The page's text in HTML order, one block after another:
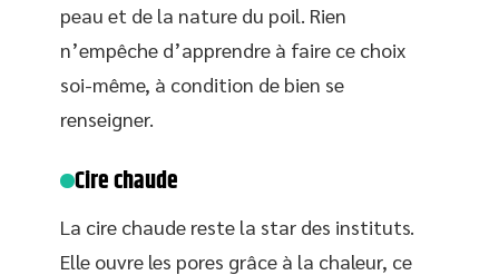
peau et de la nature du poil. Rien
n’empêche d’apprendre à faire ce choix
soi-même, à condition de bien se
renseigner.
Cire chaude
La cire chaude reste la star des instituts.
Elle ouvre les pores grâce à la chaleur, ce